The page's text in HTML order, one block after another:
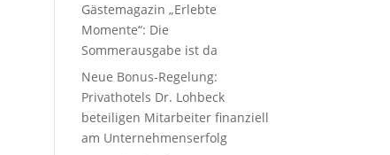
Gästemagazin „Erlebte
Momente“: Die
Sommerausgabe ist da
Neue Bonus-Regelung:
Privathotels Dr. Lohbeck
beteiligen Mitarbeiter finanziell
am Unternehmenserfolg